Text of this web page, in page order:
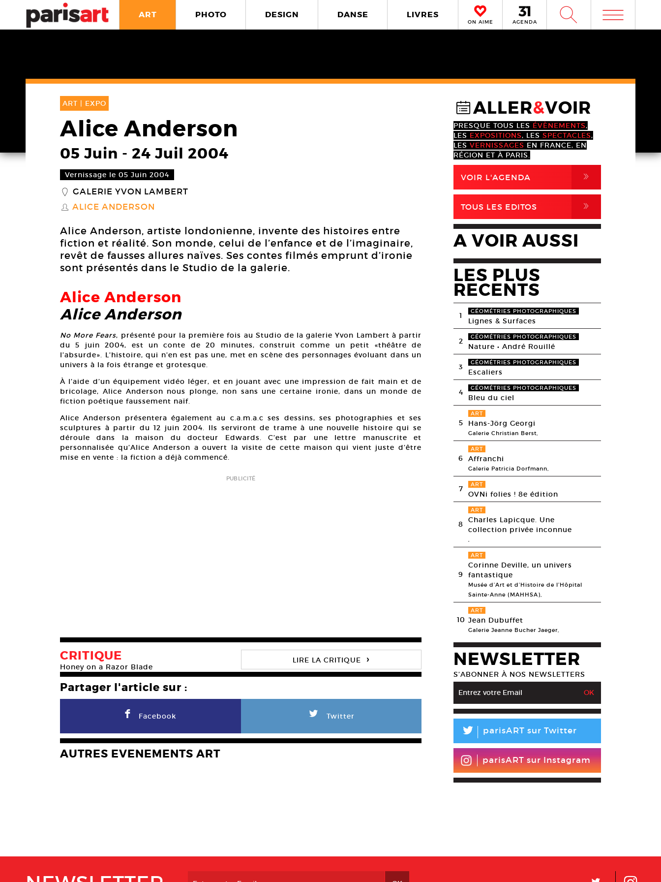
ART PHOTO DESIGN DANSE LIVRES
ON AIME AGENDA W m
ART | EXPO
Alice Anderson
05 Juin - 24 Juil 2004
Vernissage le 05 Juin 2004
_ GALERIE YVON LAMBERT
S ALICE ANDERSON
Alice Anderson, artiste londonienne, invente des histoires entre
fiction et réalité. Son monde, celui de l’enfance et de l’imaginaire,
revêt de fausses allures naïves. Ses contes filmés emprunt d’ironie
sont présentés dans le Studio de la galerie.
Alice Anderson
Alice Anderson
No More Fears, présenté pour la première fois au Studio de la galerie Yvon Lambert à partir
du 5 juin 2004, est un conte de 20 minutes, construit comme un petit «théâtre de
l’absurde». L’histoire, qui n’en est pas une, met en scène des personnages évoluant dans un
univers à la fois étrange et grotesque.
À l’aide d’un équipement vidéo léger, et en jouant avec une impression de fait main et de
bricolage, Alice Anderson nous plonge, non sans une certaine ironie, dans un monde de
fiction poétique faussement naïf.
Alice Anderson présentera également au c.a.m.a.c ses dessins, ses photographies et ses
sculptures à partir du 12 juin 2004. Ils serviront de trame à une nouvelle histoire qui se
déroule dans la maison du docteur Edwards. C’est par une lettre manuscrite et
personnalisée qu’Alice Anderson a ouvert la visite de cette maison qui vient juste d’être
mise en vente : la fiction a déjà commencé.
PUBLICITÉ
CRITIQUE
Honey on a Razor Blade
LIRE LA CRITIQUE ›
Partager l'article sur :
F Facebook L Twitter
AUTRES EVENEMENTS ART
@ALLER&VOIR
PRESQUE TOUS LES ÉVÈNEMENTS,
LES EXPOSITIONS, LES SPECTACLES,
LES VERNISSAGES EN FRANCE, EN
RÉGION ET À PARIS.
VOIR L'AGENDA ,
TOUS LES EDITOS ,
A VOIR AUSSI
LES PLUS
RECENTS
1 GÉOMÉTRIES PHOTOGRAPHIQUES
Lignes & Surfaces
2 GÉOMÉTRIES PHOTOGRAPHIQUES
Nature • André Rouillé
3 GÉOMÉTRIES PHOTOGRAPHIQUES
Escaliers
4 GÉOMÉTRIES PHOTOGRAPHIQUES
Bleu du ciel
5
ART
Hans-Jörg Georgi
Galerie Christian Berst,
6
ART
Affranchi
Galerie Patricia Dorfmann,
7 ART
OVNi folies ! 8e édition
8
ART
Charles Lapicque. Une
collection privée inconnue
,
9
ART
Corinne Deville, un univers
fantastique
Musée d’Art et d’Histoire de l’Hôpital
Sainte-Anne (MAHHSA),
10
ART
Jean Dubuffet
Galerie Jeanne Bucher Jaeger,
NEWSLETTER
S’ABONNER À NOS NEWSLETTERS
L parisART sur Twitter
parisART sur Instagram